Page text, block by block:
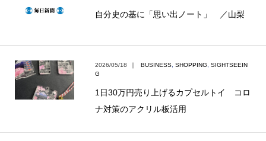
自分史の基に「思い出ノート」 ／山梨
2026/05/18 ｜ BUSINESS SHOPPING
SIGHTSEEIN
G
1日30万円売り上げるカプセルトイ コロ
ナ対策のアクリル板活用